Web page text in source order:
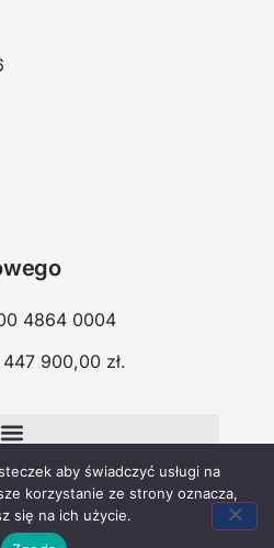
4864 0004
447 900,00 zł.
aby świadczyć usługi na
korzystanie ze strony oznacza,
się na ich użycie.